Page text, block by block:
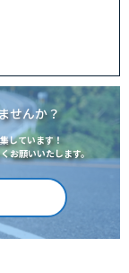
せんか？
しています！
お願いいたします。